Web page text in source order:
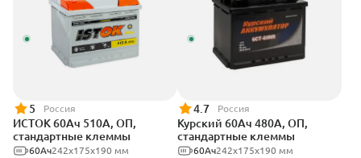
5 Россия
ИСТОК 60Ач 510А, ОП,
стандартные клеммы
242x175x190 мм
60Ач
4.7 Россия
Курский 60Ач 480А, ОП,
стандартные клеммы
242x175x190 мм
60Ач